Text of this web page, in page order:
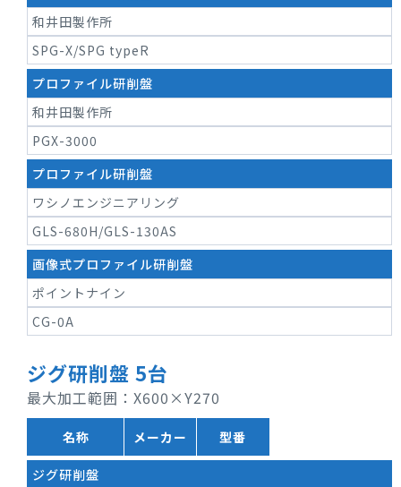
和井田製作所
SPG-X/SPG typeR
プロファイル研削盤
和井田製作所
PGX-3000
プロファイル研削盤
ワシノエンジニアリング
GLS-680H/GLS-130AS
画像式プロファイル研削盤
ポイントナイン
CG-0A
ジグ研削盤 5台
最大加工範囲：X600×Y270
名称 メーカー 型番
ジグ研削盤